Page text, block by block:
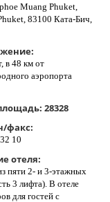
Muang Phuket,
83100 Ката-Бич,
в 48 км от
аэропорта
28328
факс:
10
отеля:
пяти 2- и 3-этажных
3 лифта). В отеле
для гостей с